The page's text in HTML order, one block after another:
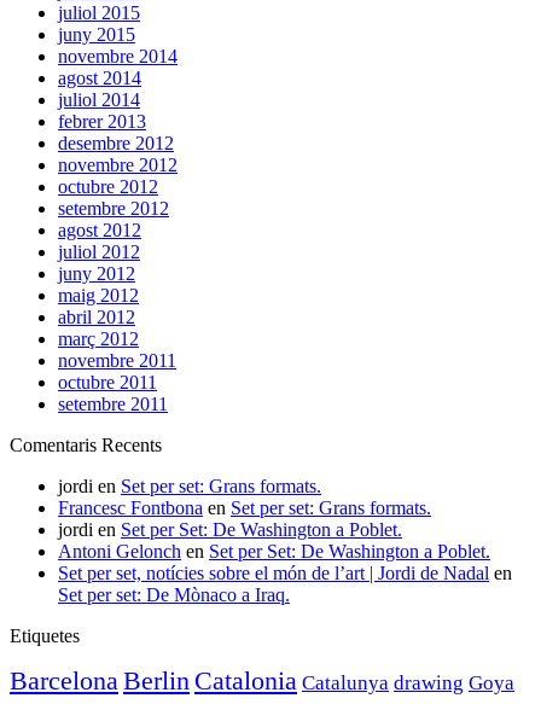
juliol 2015
juny 2015
novembre 2014
agost 2014
juliol 2014
febrer 2013
desembre 2012
novembre 2012
octubre 2012
setembre 2012
agost 2012
juliol 2012
juny 2012
maig 2012
abril 2012
març 2012
novembre 2011
octubre 2011
setembre 2011
Comentaris Recents
jordi en Set per set: Grans formats.
Francesc Fontbona en Set per set: Grans formats.
jordi en Set per Set: De Washington a Poblet.
Antoni Gelonch en Set per Set: De Washington a Poblet.
Set per set, notícies sobre el món de l’art | Jordi de Nadal en
Set per set: De Mònaco a Iraq.
Etiquetes
BarcelonaBerlin Catalonia Catalunya drawing Goya